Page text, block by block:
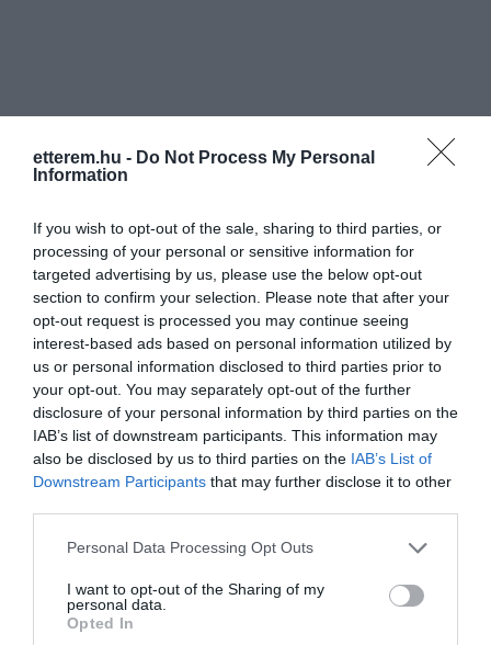
etterem.hu - Do Not Process My Personal
Information
If you wish to opt-out of the sale, sharing to third parties, or
processing of your personal or sensitive information for
targeted advertising by us, please use the below opt-out
section to confirm your selection. Please note that after your
opt-out request is processed you may continue seeing
interest-based ads based on personal information utilized by
us or personal information disclosed to third parties prior to
your opt-out. You may separately opt-out of the further
disclosure of your personal information by third parties on the
IAB’s list of downstream participants. This information may
also be disclosed by us to third parties on the IAB’s List of
Downstream Participants that may further disclose it to other
Please note that this website/app uses one or more Google
not limited to your visit or usage behaviour. You may click to
grant or deny consent to Google and its third-party tags to
use your data for below specified purposes in below Google
Personal Data Processing Opt Outs
I want to opt-out of the Sharing of my
personal data.
Opted In
Információk
Felszereltség: Biliárd, Terasz, Parkoló
Rólunk:
Ha kedved támad kikapcsolódni,
biliárdozni a haverokkal vagy a csocsón
szórni a gólokat , az ARIZONA
PRESSZÓ a legjobb hely számodra
Taktaharkányban!!!
Péntekenként 21.00-tol remek PARTY-
kal várjuk a kikapcsolódásra vágyó
közönséget egészen hajnal 2-óráig!!!
nyitva áll, mérsékelt italárakkal,fagyival,
Mutass többet
Kapcsolat
3922 Taktaharkány, Béke út 15.
zona40@freemail.hu